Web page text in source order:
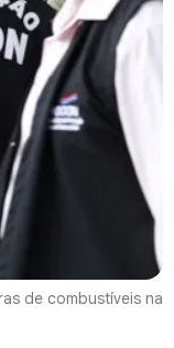
de combustíveis na